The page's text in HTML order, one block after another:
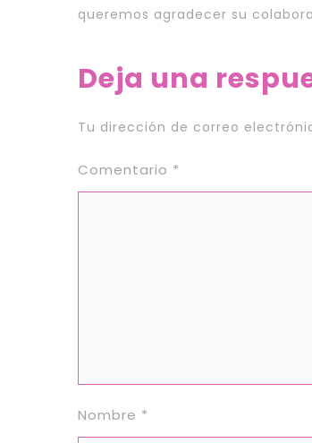
queremos agradecer su
Deja una
Tu dirección de correo
Comentario *
Nombre *